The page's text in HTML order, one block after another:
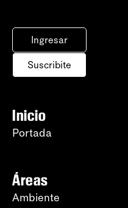
Ingresar
Suscribite
Inicio
Portada
Áreas
Ambiente